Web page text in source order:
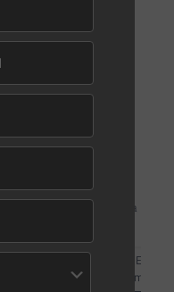
ES de 16.11.2022.
de Licenciamento para
solar fotovoltaica.
Restrição
Estudo